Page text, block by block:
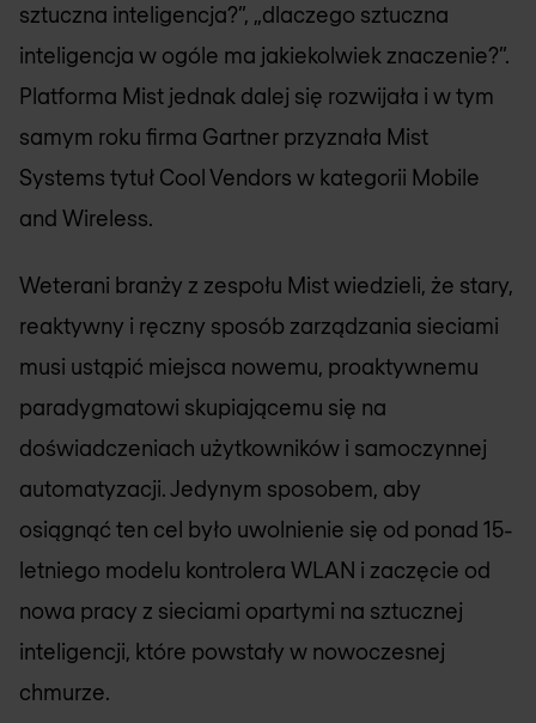
sztuczna inteligencja?”, „dlaczego sztuczna
inteligencja w ogóle ma jakiekolwiek znaczenie?”.
Platforma Mist jednak dalej się rozwijała i w tym
samym roku firma Gartner przyznała Mist
Systems tytuł Cool Vendors w kategorii Mobile
and Wireless.
Weterani branży z zespołu Mist wiedzieli, że stary,
reaktywny i ręczny sposób zarządzania sieciami
musi ustąpić miejsca nowemu, proaktywnemu
paradygmatowi skupiającemu się na
doświadczeniach użytkowników i samoczynnej
automatyzacji. Jedynym sposobem, aby
osiągnąć ten cel było uwolnienie się od ponad 15-
letniego modelu kontrolera WLAN i zaczęcie od
nowa pracy z sieciami opartymi na sztucznej
inteligencji, które powstały w nowoczesnej
chmurze.